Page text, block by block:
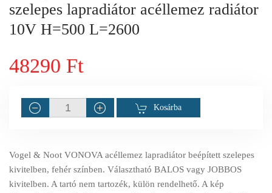
szelepes lapradiátor acéllemez radiátor
10V H=500 L=2600
48290 Ft
Kosárba
Vogel & Noot VONOVA acéllemez lapradiátor beépített szelepes
kivitelben, fehér színben. Választható BALOS vagy JOBBOS
kivitelben. A tartó nem tartozék, külön rendelhető. A kép